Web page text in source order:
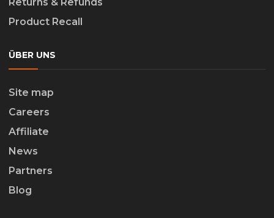
Product Recall
ÜBER UNS
Site map
Careers
Affiliate
News
Partners
Blog